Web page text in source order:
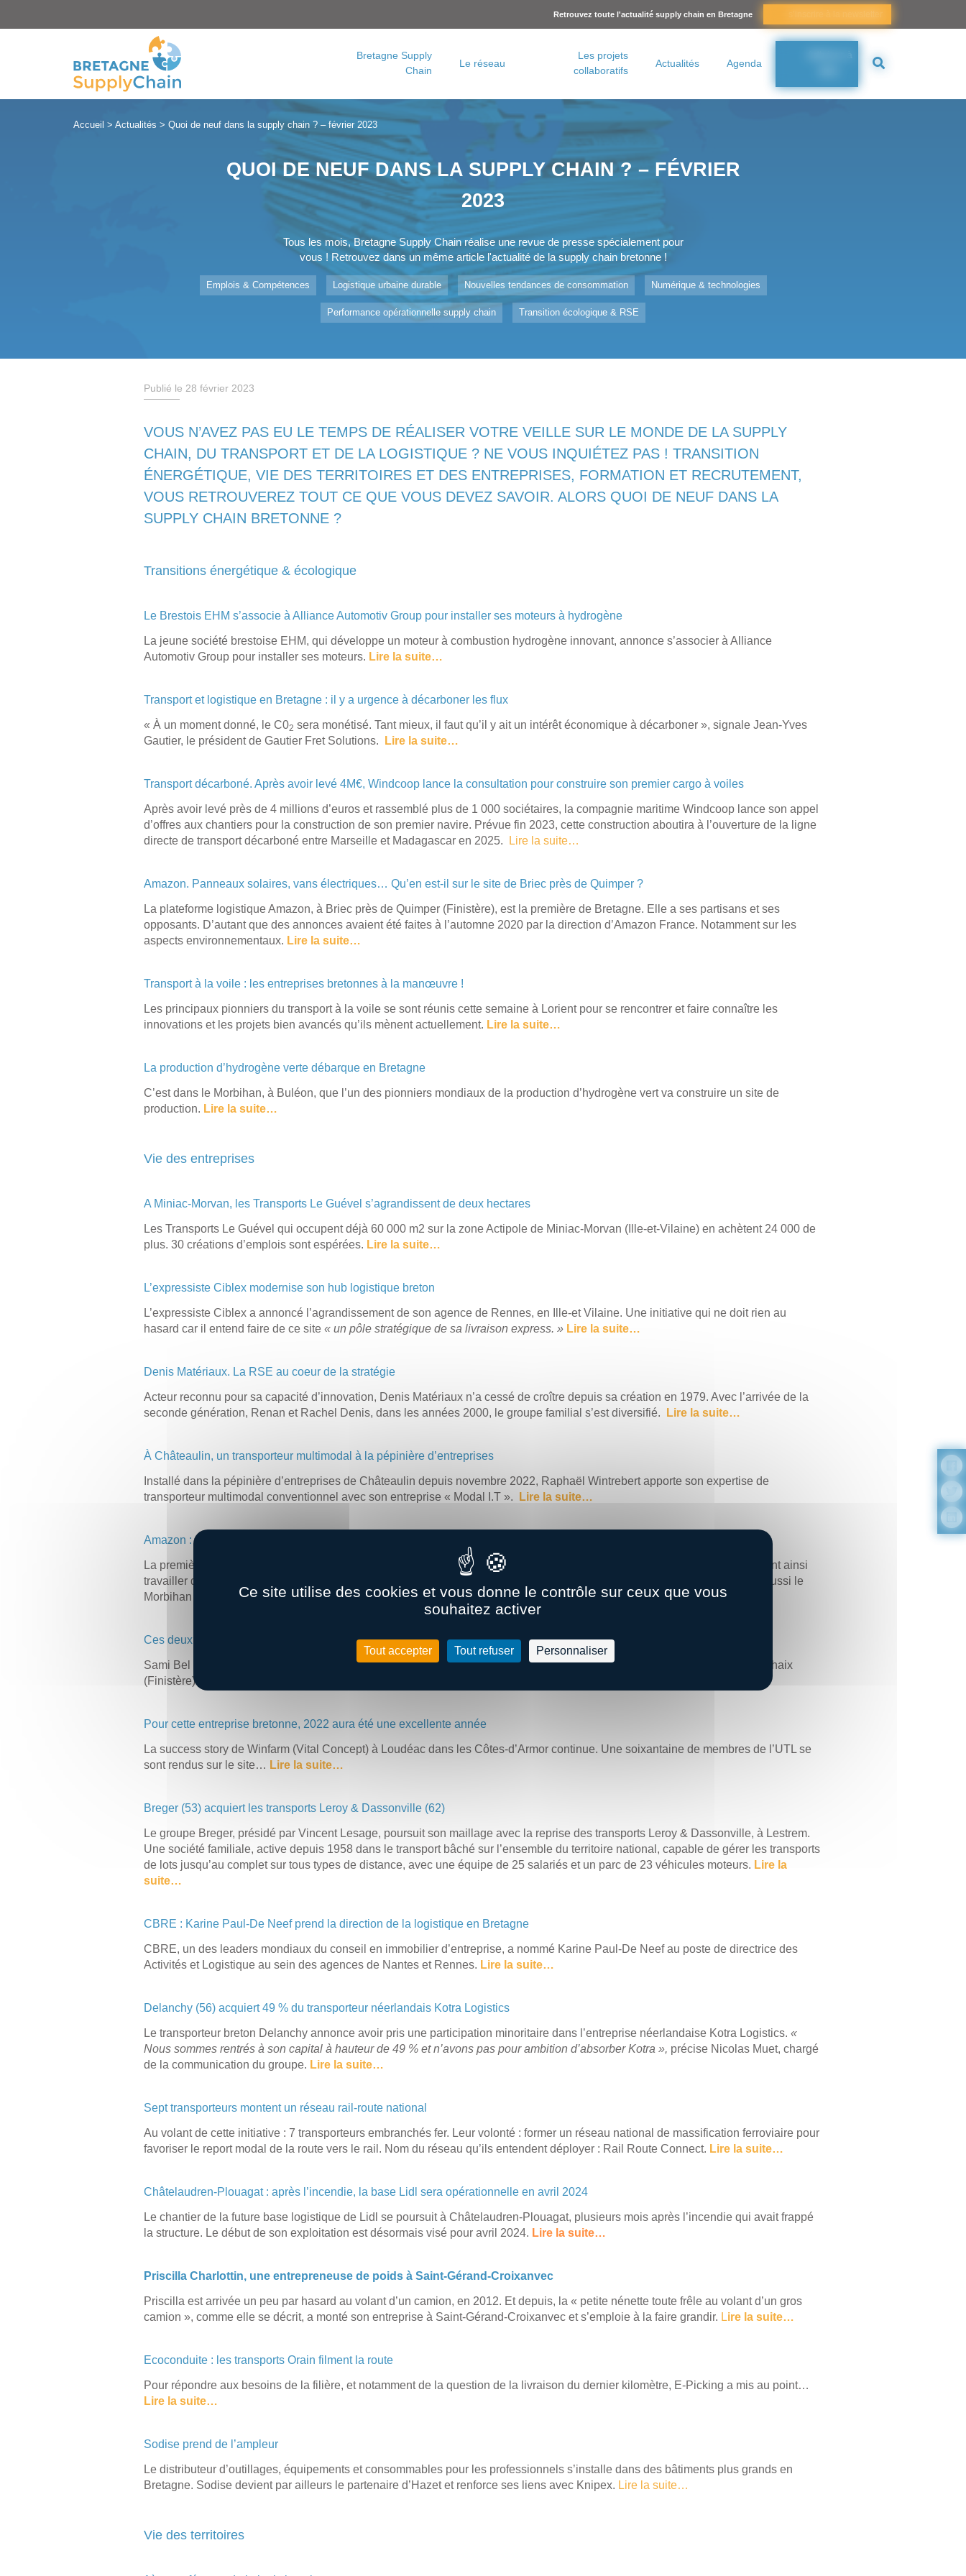
Retrouvez toute l'actualité supply chain en Bretagne
Bretagne Supply
Chain
Le réseau
Les projets
collaboratifs
Actualités Agenda
Accueil > Actualités > Quoi de neuf dans la supply chain ? – février 2023
QUOI DE NEUF DANS LA SUPPLY CHAIN ? – FÉVRIER
2023
Tous les mois, Bretagne Supply Chain réalise une revue de presse spécialement pour
vous ! Retrouvez dans un même article l'actualité de la supply chain bretonne !
Emplois & Compétences Logistique urbaine durable Nouvelles tendances de consommation Numérique & technologies
Performance opérationnelle supply chain Transition écologique & RSE
Publié le 28 février 2023
VOUS N’AVEZ PAS EU LE TEMPS DE RÉALISER VOTRE VEILLE SUR LE MONDE DE LA SUPPLY
CHAIN, DU TRANSPORT ET DE LA LOGISTIQUE ? NE VOUS INQUIÉTEZ PAS ! TRANSITION
ÉNERGÉTIQUE, VIE DES TERRITOIRES ET DES ENTREPRISES, FORMATION ET RECRUTEMENT,
VOUS RETROUVEREZ TOUT CE QUE VOUS DEVEZ SAVOIR. ALORS QUOI DE NEUF DANS LA
SUPPLY CHAIN BRETONNE ?
Transitions énergétique & écologique
Le Brestois EHM s’associe à Alliance Automotiv Group pour installer ses moteurs à hydrogène
La jeune société brestoise EHM, qui développe un moteur à combustion hydrogène innovant, annonce s’associer à Alliance
Automotiv Group pour installer ses moteurs. Lire la suite…
Transport et logistique en Bretagne : il y a urgence à décarboner les flux
« À un moment donné, le C02 sera monétisé. Tant mieux, il faut qu’il y ait un intérêt économique à décarboner », signale Jean-Yves
Gautier, le président de Gautier Fret Solutions.
Lire la suite…
Transport décarboné. Après avoir levé 4M€, Windcoop lance la consultation pour construire son premier cargo à voiles
Après avoir levé près de 4 millions d’euros et rassemblé plus de 1 000 sociétaires, la compagnie maritime Windcoop lance son appel
d’offres aux chantiers pour la construction de son premier navire. Prévue fin 2023, cette construction aboutira à l’ouverture de la ligne
directe de transport décarboné entre Marseille et Madagascar en 2025.
Lire la suite…
Amazon. Panneaux solaires, vans électriques… Qu’en est-il sur le site de Briec près de Quimper ?
La plateforme logistique Amazon, à Briec près de Quimper (Finistère), est la première de Bretagne. Elle a ses partisans et ses
opposants. D’autant que des annonces avaient été faites à l’automne 2020 par la direction d’Amazon France. Notamment sur les
aspects environnementaux. Lire la suite…
Transport à la voile : les entreprises bretonnes à la manœuvre !
Les principaux pionniers du transport à la voile se sont réunis cette semaine à Lorient pour se rencontrer et faire connaître les
innovations et les projets bien avancés qu’ils mènent actuellement. Lire la suite…
La production d’hydrogène verte débarque en Bretagne
C’est dans le Morbihan, à Buléon, que l’un des pionniers mondiaux de la production d’hydrogène vert va construire un site de
production. Lire la suite…
Vie des entreprises
A Miniac-Morvan, les Transports Le Guével s’agrandissent de deux hectares
Les Transports Le Guével qui occupent déjà 60 000 m2 sur la zone Actipole de Miniac-Morvan (Ille-et-Vilaine) en achètent 24 000 de
plus. 30 créations d’emplois sont espérées. Lire la suite…
L’expressiste Ciblex modernise son hub logistique breton
L’expressiste Ciblex a annoncé l’agrandissement de son agence de Rennes, en Ille-et Vilaine. Une initiative qui ne doit rien au
hasard car il entend faire de ce site « un pôle stratégique de sa livraison express. » Lire la suite…
Denis Matériaux. La RSE au coeur de la stratégie
Acteur reconnu pour sa capacité d’innovation, Denis Matériaux n’a cessé de croître depuis sa création en 1979. Avec l’arrivée de la
seconde génération, Renan et Rachel Denis, dans les années 2000, le groupe familial s’est diversifié.
Lire la suite…
À Châteaulin, un transporteur multimodal à la pépinière d’entreprises
Installé dans la pépinière d’entreprises de Châteaulin depuis novembre 2022, Raphaël Wintrebert apporte son expertise de
transporteur multimodal conventionnel avec son entreprise « Modal I.T ».
Lire la suite…
Amazon : dans les coulisses de son premier site logistique en Bretagne, près de Quimper
La première plateforme logistique Amazon en Bretagne a ouvert fin octobre 2022, à Briec près de Quimper (Finistère). Faisant ainsi
travailler des agents de quai, des livreurs… pour acheminer plusieurs milliers de colis, chaque jour, dans le Finistère mais aussi le
Morbihan et les Côtes-d’Armor.Lire la suite…
Ces deux amis viennent de créer leur entreprise de transport à Carhaix
Sami Bel Hadj et Cyril Azeroual, deux amis, viennent de lancer chacun leur entreprise dans le transport et la livraison, à Carhaix
(Finistère). Même s’ils sont concurrents, ils se la jouent solidaires au quotidien.
Pour cette entreprise bretonne, 2022 aura été une excellente année
La success story de Winfarm (Vital Concept) à Loudéac dans les Côtes-d’Armor continue. Une soixantaine de membres de l’UTL se
sont rendus sur le site… Lire la suite…
Breger (53) acquiert les transports Leroy & Dassonville (62)
Le groupe Breger, présidé par Vincent Lesage, poursuit son maillage avec la reprise des transports Leroy & Dassonville, à Lestrem.
Une société familiale, active depuis 1958 dans le transport bâché sur l’ensemble du territoire national, capable de gérer les transports
de lots jusqu’au complet sur tous types de distance, avec une équipe de 25 salariés et un parc de 23 véhicules moteurs. Lire la
suite…
CBRE : Karine Paul-De Neef prend la direction de la logistique en Bretagne
CBRE, un des leaders mondiaux du conseil en immobilier d’entreprise, a nommé Karine Paul-De Neef au poste de directrice des
Activités et Logistique au sein des agences de Nantes et Rennes. Lire la suite…
Delanchy (56) acquiert 49 % du transporteur néerlandais Kotra Logistics
Le transporteur breton Delanchy annonce avoir pris une participation minoritaire dans l’entreprise néerlandaise Kotra Logistics. «
Nous sommes rentrés à son capital à hauteur de 49 % et n’avons pas pour ambition d’absorber Kotra », précise Nicolas Muet, chargé
de la communication du groupe. Lire la suite…
Sept transporteurs montent un réseau rail-route national
Au volant de cette initiative : 7 transporteurs embranchés fer. Leur volonté : former un réseau national de massification ferroviaire pour
favoriser le report modal de la route vers le rail. Nom du réseau qu’ils entendent déployer : Rail Route Connect. Lire la suite…
Châtelaudren-Plouagat : après l’incendie, la base Lidl sera opérationnelle en avril 2024
Le chantier de la future base logistique de Lidl se poursuit à Châtelaudren-Plouagat, plusieurs mois après l’incendie qui avait frappé
la structure. Le début de son exploitation est désormais visé pour avril 2024. Lire la suite…
Priscilla Charlottin, une entrepreneuse de poids à Saint-Gérand-Croixanvec
Priscilla est arrivée un peu par hasard au volant d’un camion, en 2012. Et depuis, la « petite nénette toute frêle au volant d’un gros
camion », comme elle se décrit, a monté son entreprise à Saint-Gérand-Croixanvec et s’emploie à la faire grandir. Lire la suite…
Ecoconduite : les transports Orain filment la route
Pour répondre aux besoins de la filière, et notamment de la question de la livraison du dernier kilomètre, E-Picking a mis au point…
Lire la suite…
Sodise prend de l’ampleur
Le distributeur d’outillages, équipements et consommables pour les professionnels s’installe dans des bâtiments plus grands en
Bretagne. Sodise devient par ailleurs le partenaire d’Hazet et renforce ses liens avec Knipex. Lire la suite…
Vie des territoires
Ce site utilise des cookies et vous donne le contrôle sur ceux que vous
souhaitez activer
Tout accepter Tout refuser Personnaliser